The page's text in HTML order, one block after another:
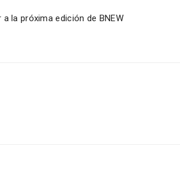
la próxima edición de BNEW